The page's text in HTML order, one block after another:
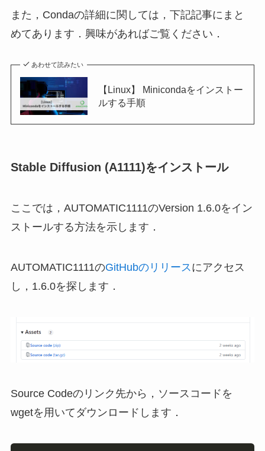
また，Condaの詳細に関しては，下記記事にまと
めてあります．興味があればご覧ください．
あわせて読みたい
【Linux】 Minicondaをインストー
ルする手順
Stable Diffusion (A1111)をインストール
ここでは，AUTOMATIC1111のVersion 1.6.0をイン
ストールする方法を示します．
AUTOMATIC1111のGitHubのリリースにアクセス
し，1.6.0を探します．
Source Codeのリンク先から，ソースコードを
wgetを用いてダウンロードします．